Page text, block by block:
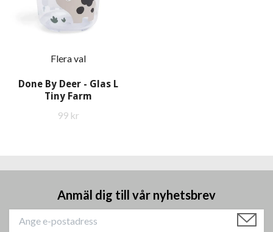
Flera val
Done By Deer - Glas L
Tiny Farm
99 kr
Anmäl dig till vår nyhetsbrev